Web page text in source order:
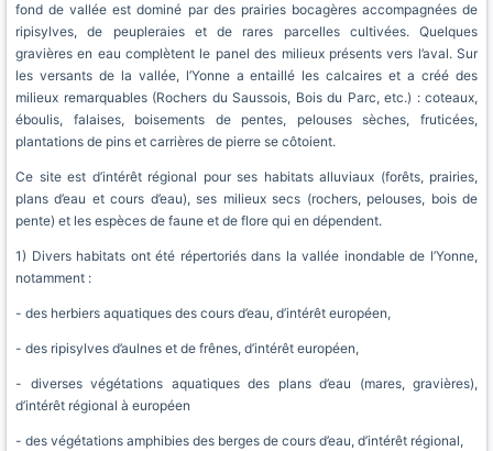
fond de vallée est dominé par des prairies bocagères accompagnées de
ripisylves, de peupleraies et de rares parcelles cultivées. Quelques
gravières en eau complètent le panel des milieux présents vers l’aval. Sur
les versants de la vallée, l’Yonne a entaillé les calcaires et a créé des
milieux remarquables (Rochers du Saussois, Bois du Parc, etc.) : coteaux,
éboulis, falaises, boisements de pentes, pelouses sèches, fruticées,
plantations de pins et carrières de pierre se côtoient.
Ce site est d’intérêt régional pour ses habitats alluviaux (forêts, prairies,
plans d’eau et cours d’eau), ses milieux secs (rochers, pelouses, bois de
pente) et les espèces de faune et de flore qui en dépendent.
1) Divers habitats ont été répertoriés dans la vallée inondable de l’Yonne,
notamment :
- des herbiers aquatiques des cours d’eau, d’intérêt européen,
- des ripisylves d’aulnes et de frênes, d’intérêt européen,
- diverses végétations aquatiques des plans d’eau (mares, gravières),
d’intérêt régional à européen
- des végétations amphibies des berges de cours d’eau, d’intérêt régional,